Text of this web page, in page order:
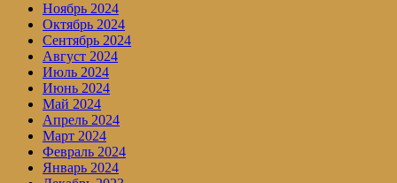
Ноябрь 2024
Октябрь 2024
Сентябрь 2024
Август 2024
Июль 2024
Июнь 2024
Май 2024
Апрель 2024
Март 2024
Февраль 2024
Январь 2024